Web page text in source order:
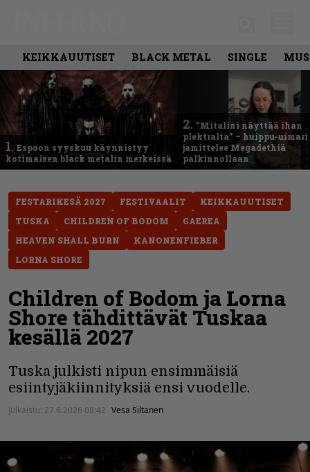
KEIKKAUUTISET BLACK METAL SINGLE
1. Espoon syyskuu käynnistyy
kotimaisen black metalin merkeissä
2. ”Mitalini näyttää ihan
plektralta” – huippu-uimari
jamittelee Megadethiä
palkinnollaan
FESTARIKESÄ 2027 FESTIVAALIT
KEIKKAUUTISET
TUSKA
CHILDREN OF BODOM
GAEREA
HEAVEN SHALL BURN
KANONENFIEBER
LORNA SHORE
Children of Bodom ja Lorna
Shore tähdittävät Tuskaa
kesällä 2027
Tuska julkisti nipun ensimmäisiä
esiintyjäkiinnityksiä ensi vuodelle.
Julkaistu: 27.6.2026 08:42 Vesa Siltanen